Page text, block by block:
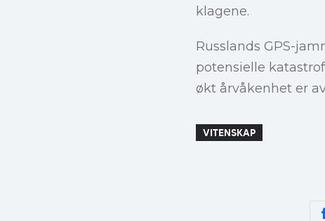
klagene.
Russlands GPS-
potensielle
økt årvåkenhet er
VITENSKAP